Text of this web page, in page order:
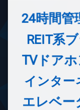
24時間管
REIT系
TVドアホ
インター
エレベー